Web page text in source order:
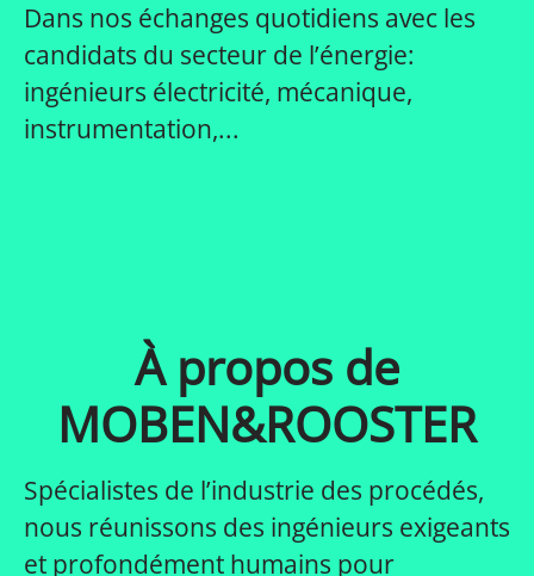
Dans nos échanges quotidiens avec les
candidats du secteur de l’énergie:
ingénieurs électricité, mécanique,
instrumentation,...
À propos de
MOBEN&ROOSTER
Spécialistes de l’industrie des procédés,
nous réunissons des ingénieurs exigeants
et profondément humains pour